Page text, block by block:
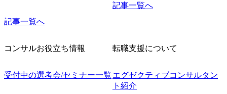
記事一覧へ
記事一覧へ
コンサルお役立ち情報
受付中の選考会/セミナー一覧
転職支援について
エグゼクティブコンサルタン
ト紹介